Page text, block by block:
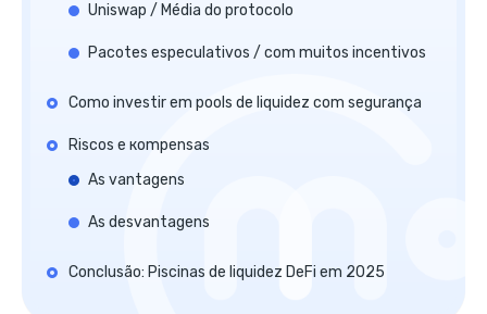
Uniswap / Média do protocolo
Pacotes especulativos / com muitos incentivos
Como investir em pools de liquidez com segurança
Riscos e кompensas
As vantagens
As desvantagens
Conclusão: Piscinas de liquidez DeFi em 2025